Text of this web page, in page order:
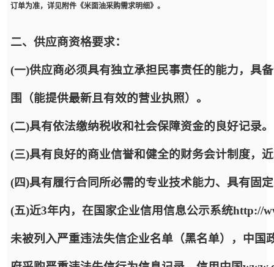
订单为准，详见附件《米面油采购需求明细》。
二、供应商资格要求：
(一)供应商必须具有独立承担民事责任的能力，具
围（能提供最新且有效的营业执照）。
(二)具有依法缴纳税收和社会保障资金的良好记录。
(三)具有良好的商业信誉和健全的财务会计制度，
(四)具有履行合同所必需的专业技术能力、具有固
(五)近3年内，在国家企业信用信息公示系统http://
未被列入严重违法失信企业名单（黑名单），中国